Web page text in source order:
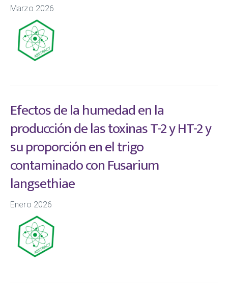
Marzo 2026
Efectos de la humedad en la
producción de las toxinas T-2 y HT-2 y
su proporción en el trigo
contaminado con Fusarium
langsethiae
Enero 2026